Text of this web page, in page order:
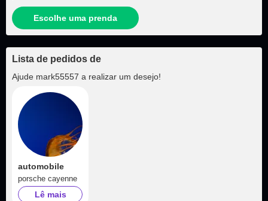
Escolhe uma prenda
Lista de pedidos de
Ajude mark55557 a realizar um desejo!
automobile
porsche cayenne
Lê mais